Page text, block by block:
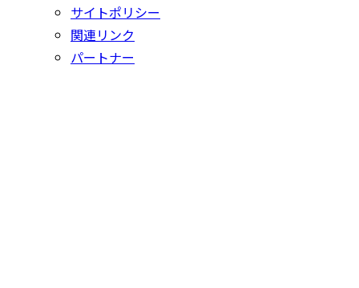
サイトポリシー
関連リンク
パートナー